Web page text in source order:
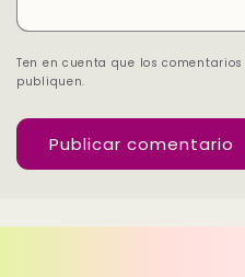
Ten en cuenta que los
publiquen.